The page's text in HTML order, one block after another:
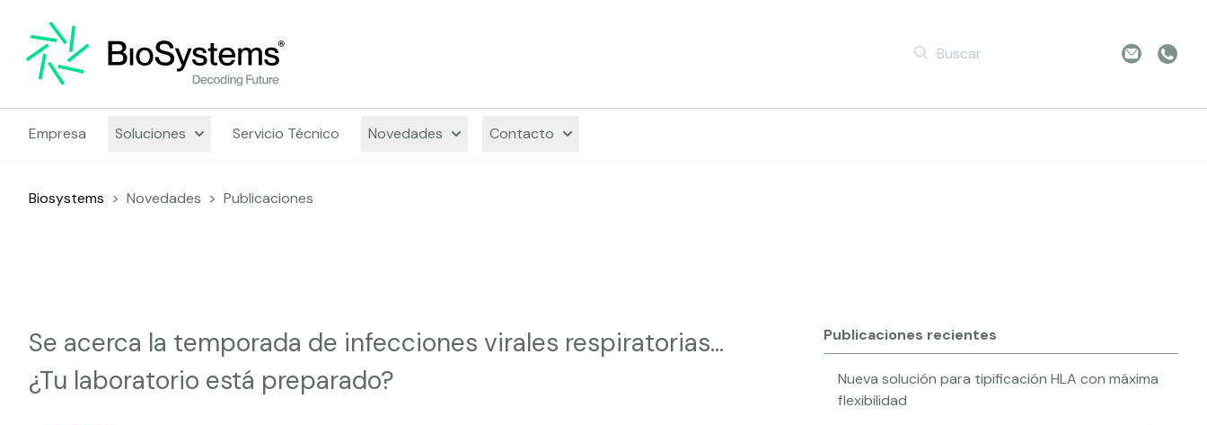
Empresa Soluciones Servicio Técnico Novedades Contacto
Decoding Future
Biosystems > Novedades > Publicaciones
Se acerca la temporada de infecciones virales respiratorias...
¿Tu laboratorio está preparado?
Publicaciones recientes
Nueva solución para tipificación HLA con máxima
flexibilidad